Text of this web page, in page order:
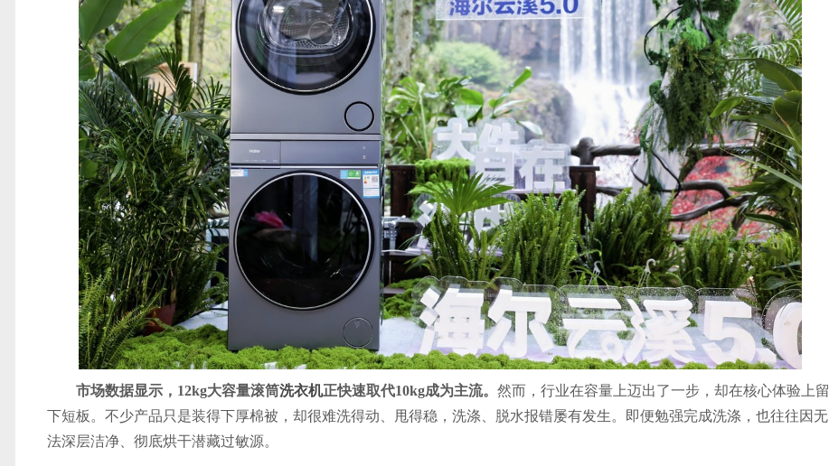
市场数据显示，12kg大容量滚筒洗衣机正快速取代10kg成为主流。 然而，行业在容量上迈出了一步，却在核心体验上留
下短板。不少产品只是装得下厚棉被，却很难洗得动、甩得稳，洗涤、脱水报错屡有发生。即便勉强完成洗涤，也往往因无
法深层洁净、彻底烘干潜藏过敏源。